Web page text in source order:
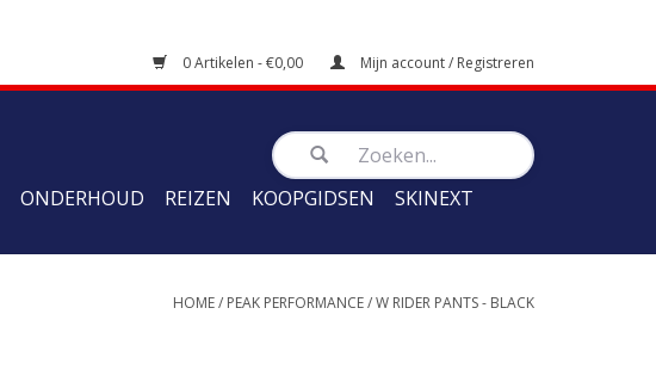
0 Artikelen - €0,00 Mijn account / Registreren
ONDERHOUD REIZEN KOOPGIDSEN SKINEXT
HOME/ PEAK PERFORMANCE/W RIDER PANTS - BLACK